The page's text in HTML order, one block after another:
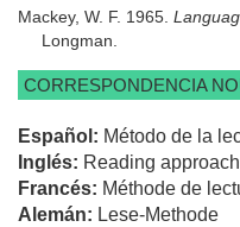
Mackey, W. F. 1965.
Longman.
CORRESPONDENCIA
Español: Método de la
Inglés: Reading approach
Francés: Méthode de
Alemán: Lese-Methode